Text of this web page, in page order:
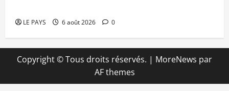
LE PAYS 6 août 2026 0
Copyright © Tous droits réservés. | MoreNews par
AF themes